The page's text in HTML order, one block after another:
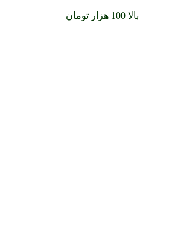
بالا 100 هزار تومان